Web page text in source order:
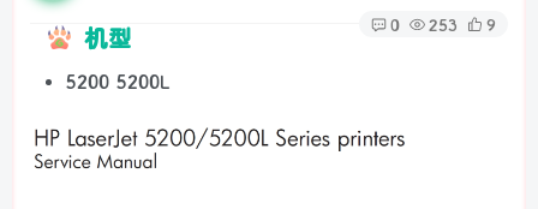
0 253 9
机型
5200 5200L